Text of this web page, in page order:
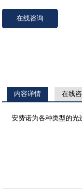
在线咨询
内容详情 在线
安费诺为各种类型的光